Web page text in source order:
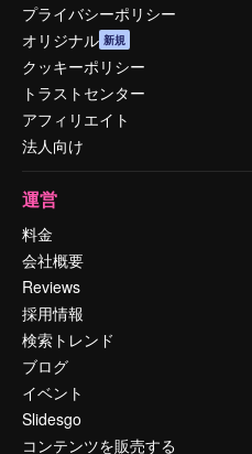
プライバシーポリシー
オリジナル 新規
クッキーポリシー
トラストセンター
アフィリエイト
法人向け
運営
料金
会社概要
Reviews
採用情報
検索トレンド
ブログ
イベント
Slidesgo
コンテンツを販売する